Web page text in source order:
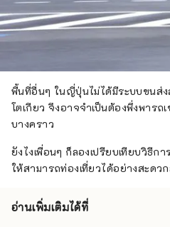
พื้นที่อื่นๆ ในญี่ปุ่นไม่ได้มีระบบขนส่
โตเกียว จึงอาจจำเป็นต้องพึ่งพารถ
บางคราว
ยังไงเพื่อนๆ ก็ลองเปรียบเทียบวิธีก
ให้สามารถท่องเที่ยวได้อย่างสะด
อ่านเพิ่มเติมได้ที่